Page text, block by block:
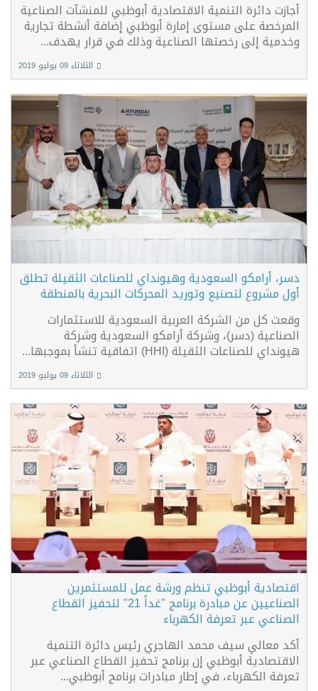
أجازت دائرة التنمية الاقتصادية أبوظبي للمنشآت الصناعية
المرخصة على مستوى إمارة أبوظبي إضافة أنشطة تجارية
وخدمية إلى رخصتها الصناعية وذلك في قرار يهدف...
الثلاثاء 09 يوليو 2019
دسر، أرامكو السعودية وهيونداي للصناعات الثقيلة تطلق
أول مشروع لتصنيع وتوريد المحركات البحرية بالمنطقة
وقعت كل من الشركة العربية السعودية للاستثمارات
الصناعية (دسر)، وشركة أرامكو السعودية وشركة
هيونداي للصناعات الثقيلة (HHI) اتفاقية تنشأ بموجبها...
الثلاثاء 09 يوليو 2019
اقتصادية أبوظبي تنظم ورشة عمل للمستثمرين
الصناعيين عن مبادرة برنامج "غداً 21" لتحفيز القطاع
الصناعي عبر تعرفة الكهرباء
أكد معالي سيف محمد الهاجري رئيس دائرة التنمية
الاقتصادية أبوظبي إن برنامج تحفيز القطاع الصناعي عبر
تعرفة الكهرباء، في إطار مبادرات برنامج أبوظبي...